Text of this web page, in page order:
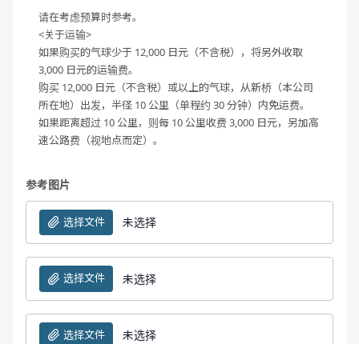
请在考虑预算时参考。
<关于运输>
如果购买的气球少于 12,000 日元（不含税），将另外收取
3,000 日元的运输费。
购买 12,000 日元（不含税）或以上的气球，从新桥（本公司
所在地）出发，半径 10 公里（单程约 30 分钟）内免运费。
如果距离超过 10 公里，则每 10 公里收费 3,000 日元，另加高
速公路费（视地点而定）。
参考图片
选择文件 未选择
选择文件 未选择
选择文件 未选择